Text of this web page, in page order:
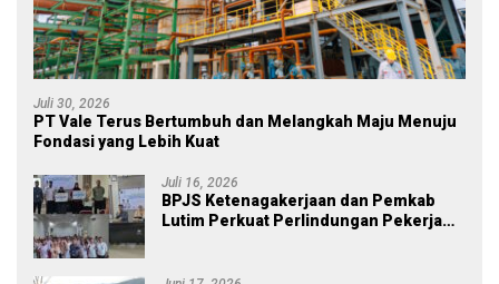
Juli 30, 2026
PT Vale Terus Bertumbuh dan Melangkah Maju Menuju
Fondasi yang Lebih Kuat
Juli 16, 2026
BPJS Ketenagakerjaan dan Pemkab
Lutim Perkuat Perlindungan Pekerja